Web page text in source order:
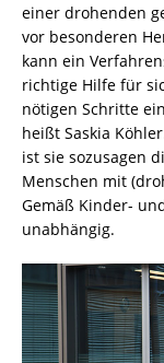
einer drohenden
vor besonderen
kann ein
richtige Hilfe für
nötigen Schritte
heißt Saskia
ist sie sozusagen
Menschen mit
Gemäß Kinder-
unabhängig.